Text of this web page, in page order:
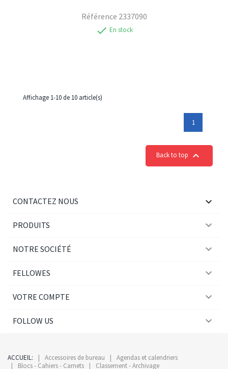
Référence 2337090
check En stock
Affichage 1-10 de 10 article(s)
1
Back to top 
CONTACTEZ NOUS 
PRODUITS 
NOTRE SOCIÉTÉ 
FELLOWES 
VOTRE COMPTE 
FOLLOW US 
ACCUEIL: Accessoires de bureau
Agendas et calendriers
Blocs - Cahiers - Carnets
Classement - Archivage